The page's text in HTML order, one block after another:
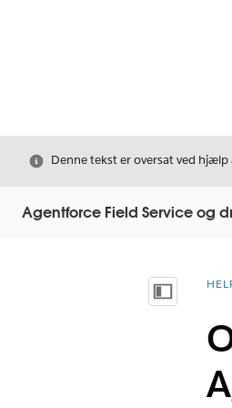
LukDenne tekst er oversat ved
Agentforce Field Service og
Vis